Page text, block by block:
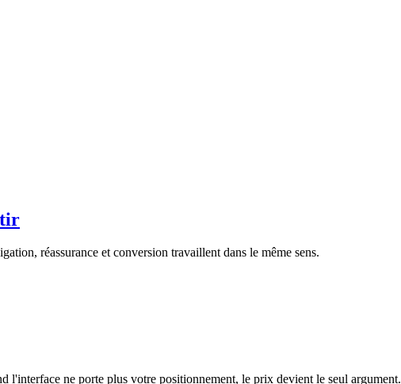
réassurance et conversion travaillent dans le même sens.
l'interface ne porte plus votre positionnement, le prix devient le seul argument.